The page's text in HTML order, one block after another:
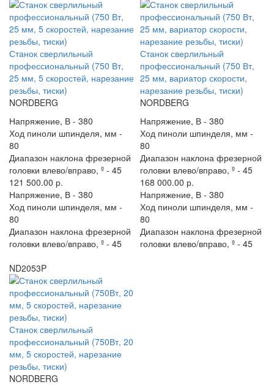
Станок сверлильный
профессиональный (750 Вт,
25 мм, 5 скоростей, нарезание
резьбы, тиски)
NORDBERG
Напряжение, В - 380
Ход пиноли шпинделя, мм -
80
Диапазон наклона фрезерной
головки влево/вправо, º - 45
121 500.00 р.
Напряжение, В - 380
Ход пиноли шпинделя, мм -
80
Диапазон наклона фрезерной
головки влево/вправо, º - 45
Станок сверлильный
профессиональный (750 Вт,
25 мм, вариатор скорости,
нарезание резьбы, тиски)
NORDBERG
Напряжение, В - 380
Ход пиноли шпинделя, мм -
80
Диапазон наклона фрезерной
головки влево/вправо, º - 45
168 000.00 р.
Напряжение, В - 380
Ход пиноли шпинделя, мм -
80
Диапазон наклона фрезерной
головки влево/вправо, º - 45
ND2053P
Станок сверлильный
профессиональный (750Вт, 20
мм, 5 скоростей, нарезание
резьбы, тиски)
NORDBERG